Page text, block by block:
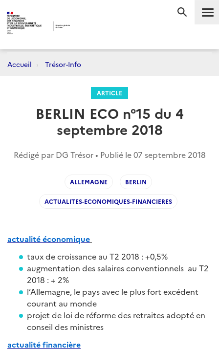
Accueil Trésor-Info
ARTICLE
BERLIN ECO n°15 du 4
septembre 2018
Rédigé par DG Trésor • Publié le07 septembre 2018
ALLEMAGNE BERLIN
ACTUALITES-ECONOMIQUES-FINANCIERES
actualité économique
taux de croissance au T2 2018 : +0,5%
augmentation des salaires conventionnels au T2
2018 : + 2%
l’Allemagne, le pays avec le plus fort excédent
courant au monde
projet de loi de réforme des retraites adopté en
conseil des ministres
actualité financière